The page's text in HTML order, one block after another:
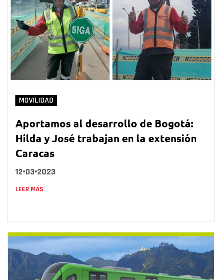
MOVILIDAD
Aportamos al desarrollo de Bogotá:
Hilda y José trabajan en la extensión
Caracas
12•03•2023
LEER MÁS